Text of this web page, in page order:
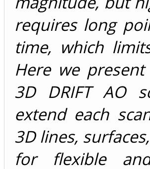
requires long
time, which
Here we
3D DRIFT AO
extend each
3D lines,
for flexible